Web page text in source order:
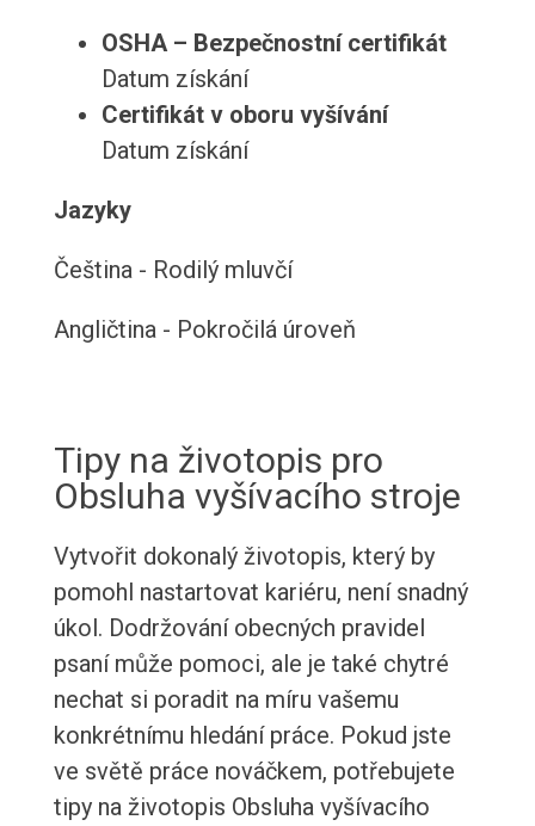
OSHA – Bezpečnostní certifikát
Datum získání
Certifikát v oboru vyšívání
Datum získání
Jazyky
Čeština - Rodilý mluvčí
Angličtina - Pokročilá úroveň
Tipy na životopis pro
Obsluha vyšívacího stroje
Vytvořit dokonalý životopis, který by
pomohl nastartovat kariéru, není snadný
úkol. Dodržování obecných pravidel
psaní může pomoci, ale je také chytré
nechat si poradit na míru vašemu
konkrétnímu hledání práce. Pokud jste
ve světě práce nováčkem, potřebujete
tipy na životopis Obsluha vyšívacího